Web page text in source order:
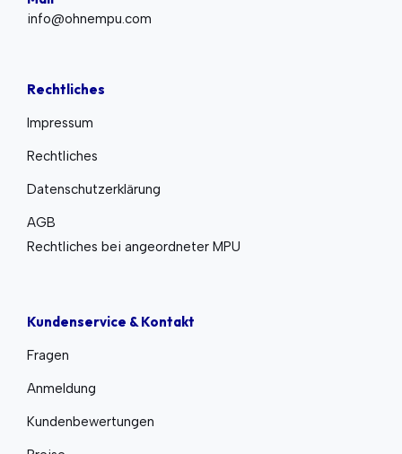
info@ohnempu.com
Rechtliches
Impressum
Rechtliches
Datenschutzerklärung
AGB
Rechtliches bei angeordneter MPU
Kundenservice & Kontakt
Fragen
Anmeldung
Kundenbewertungen